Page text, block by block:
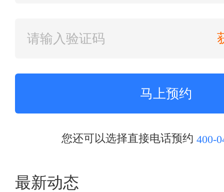
您还可以选择直接电话预约 400-
最新动态